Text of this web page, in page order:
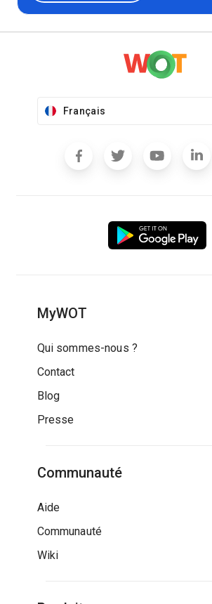
Français
MyWOT
Qui sommes-nous ?
Contact
Blog
Presse
Communauté
Aide
Communauté
Wiki